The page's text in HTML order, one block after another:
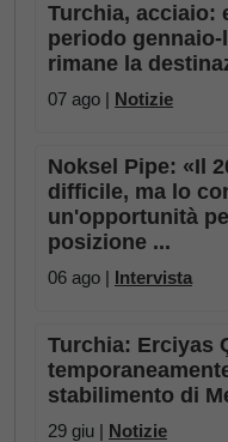
Turchia, acciaio:
periodo
rimane la
07 ago | Notizie
Noksel Pipe: «Il
difficile, ma lo
un'opportunità
posizione ...
06 ago | Intervista
Turchia: Erciyas
stabilimento di
29 giu | Notizie